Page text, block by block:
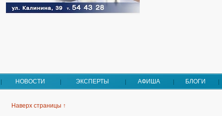
НОВОСТИ ЭКСПЕРТЫ АФИША БЛОГИ
Наверх страницы ↑